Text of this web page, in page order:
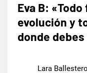
Eva B:
evolución y
donde
Lara